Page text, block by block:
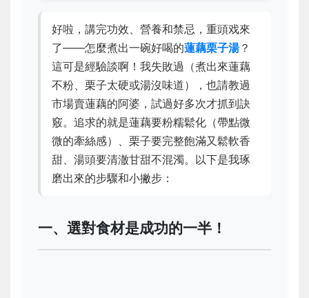
好啦，講完功效、營養和禁忌，重頭戏來
了——怎麼煮出一碗好喝的蓮藕栗子湯？
這可是經驗談啊！我失敗過（煮出來蓮藕
不粉、栗子太硬或湯沒味道），也請教過
市場賣蓮藕的阿婆，試過好多次才抓到訣
竅。追求的就是蓮藕要粉糯鬆化（帶點微
微的牽絲感）、栗子要完整飽滿又鬆軟香
甜、湯頭要清澈甘甜不混濁。以下是我琢
磨出來的步驟和小撇步：
一、選對食材是成功的一半！